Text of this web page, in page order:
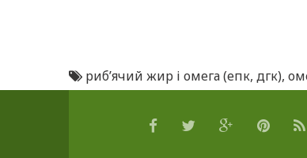
риб’ячий жир і омега (епк, дгк),